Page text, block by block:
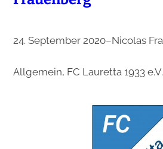
24. September 2020–Nicolas
Allgemein, FC Lauretta 1933 e.V.